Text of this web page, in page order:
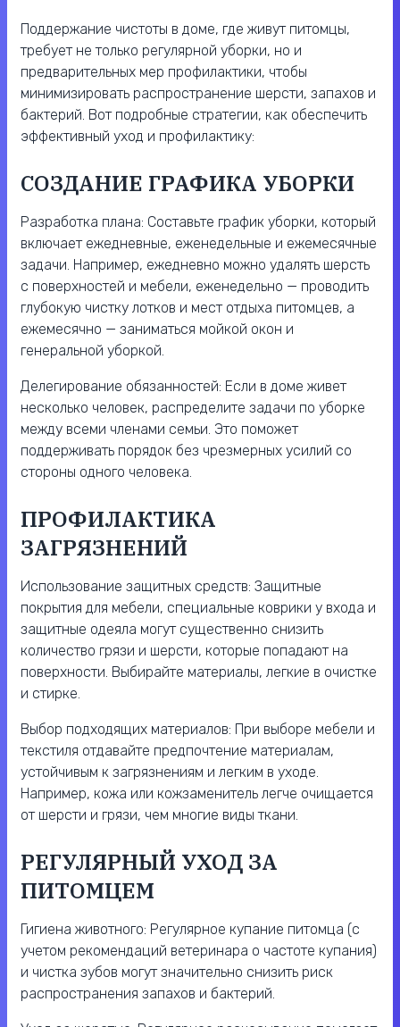
Поддержание чистоты в доме, где живут питомцы,
требует не только регулярной уборки, но и
предварительных мер профилактики, чтобы
минимизировать распространение шерсти, запахов и
бактерий. Вот подробные стратегии, как обеспечить
эффективный уход и профилактику:
СОЗДАНИЕ ГРАФИКА УБОРКИ
Разработка плана: Составьте график уборки, который
включает ежедневные, еженедельные и ежемесячные
задачи. Например, ежедневно можно удалять шерсть
с поверхностей и мебели, еженедельно — проводить
глубокую чистку лотков и мест отдыха питомцев, а
ежемесячно — заниматься мойкой окон и
генеральной уборкой.
Делегирование обязанностей: Если в доме живет
несколько человек, распределите задачи по уборке
между всеми членами семьи. Это поможет
поддерживать порядок без чрезмерных усилий со
стороны одного человека.
ПРОФИЛАКТИКА
ЗАГРЯЗНЕНИЙ
Использование защитных средств: Защитные
покрытия для мебели, специальные коврики у входа и
защитные одеяла могут существенно снизить
количество грязи и шерсти, которые попадают на
поверхности. Выбирайте материалы, легкие в очистке
и стирке.
Выбор подходящих материалов: При выборе мебели и
текстиля отдавайте предпочтение материалам,
устойчивым к загрязнениям и легким в уходе.
Например, кожа или кожзаменитель легче очищается
от шерсти и грязи, чем многие виды ткани.
РЕГУЛЯРНЫЙ УХОД ЗА
ПИТОМЦЕМ
Гигиена животного: Регулярное купание питомца (с
учетом рекомендаций ветеринара о частоте купания)
и чистка зубов могут значительно снизить риск
распространения запахов и бактерий.